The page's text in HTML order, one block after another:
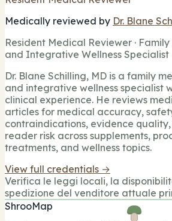
Medically reviewed by Dr. Blane
Resident Medical Reviewer ·
and Integrative Wellness Specialist
Dr. Blane Schilling, MD is a family
and integrative wellness specialist
clinical experience. He reviews
articles for medical accuracy,
contraindications, evidence
reader risk across supplements,
treatments, and wellness topics.
View full credentials →
Verifica le leggi locali, la
spedizione del venditore attuale
ShrooMap